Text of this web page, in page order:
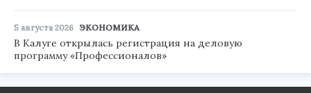
5 августа 2026 ЭКОНОМИКА
В Калуге открылась регистрация на деловую
программу «Профессионалов»